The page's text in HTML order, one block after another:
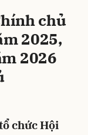
chủ
2025,
2026
chức Hội